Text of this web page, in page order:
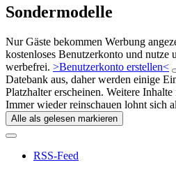
Sondermodelle
Nur Gäste bekommen Werbung
kostenloses Benutzerkonto und nutze
werbefrei. >Benutzerkonto erstellen<
Datebank aus, daher werden einige
Platzhalter erscheinen. Weitere
Immer wieder reinschauen lohnt sich
Alle als gelesen markieren
RSS-Feed